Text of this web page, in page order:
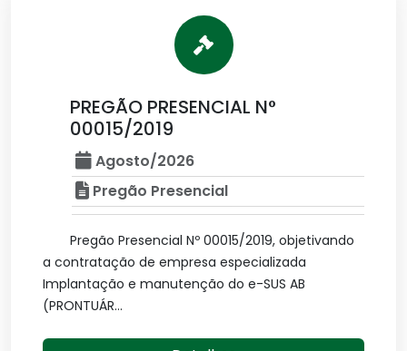
PREGÃO PRESENCIAL N°
00015/2019
Agosto/2026
Pregão Presencial
Pregão Presencial Nº 00015/2019, objetivando
a contratação de empresa especializada
Implantação e manutenção do e-SUS AB
(PRONTUÁR...